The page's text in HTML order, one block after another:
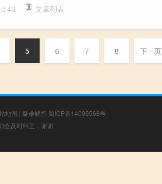
43 文章列表
5 6 7 8 下一页
地图 | 疑难解答 蜀ICP备14006568号
会及时纠正，谢谢